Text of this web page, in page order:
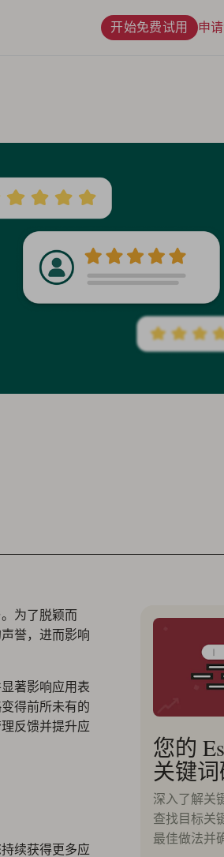
开始免费试用 申
为了脱颖而
誉，进而影响
著影响应用表
得前所未有的
反馈并提升应
续获得更多应
您的
关键
深入了解关
查找目标关
最佳做法并